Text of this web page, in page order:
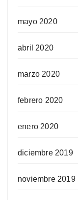
mayo 2020
abril 2020
marzo 2020
febrero 2020
enero 2020
diciembre 2019
noviembre 2019